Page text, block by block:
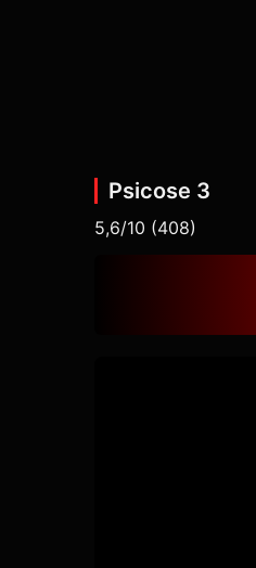
Psicose 3
5,6/10 (408)